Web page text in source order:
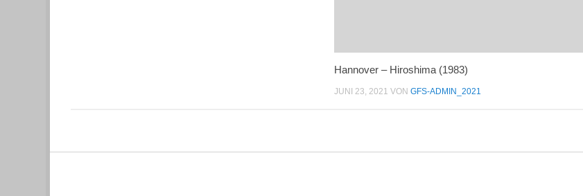
Hannover – Hiroshima (1983)
JUNI 23, 2021 VON GFS-ADMIN_2021